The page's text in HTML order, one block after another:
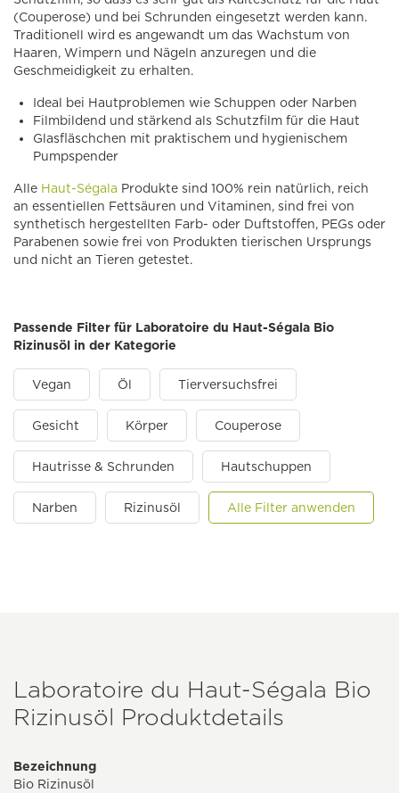
(Couperose) und bei Schrunden eingesetzt werden kann.
Traditionell wird es angewandt um das Wachstum von
Haaren, Wimpern und Nägeln anzuregen und die
Geschmeidigkeit zu erhalten.
Ideal bei Hautproblemen wie Schuppen oder Narben
Filmbildend und stärkend als Schutzfilm für die Haut
Glasfläschchen mit praktischem und hygienischem
Pumpspender
Alle Haut-Ségala Produkte sind 100% rein natürlich, reich
an essentiellen Fettsäuren und Vitaminen, sind frei von
synthetisch hergestellten Farb- oder Duftstoffen, PEGs oder
Parabenen sowie frei von Produkten tierischen Ursprungs
und nicht an Tieren getestet.
Passende Filter für Laboratoire du Haut-Ségala Bio
Rizinusöl in der Kategorie
Vegan Öl Tierversuchsfrei
Gesicht Körper Couperose
Hautrisse & Schrunden Hautschuppen
Narben Rizinusöl Alle Filter anwenden
Laboratoire du Haut-Ségala Bio
Rizinusöl Produktdetails
Bezeichnung
Bio Rizinusöl